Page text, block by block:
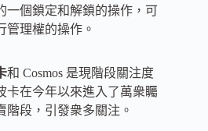
一個鎖定和解鎖的操作，可
管理權的操作。
和 Cosmos 是現階段關注度
卡在今年以來進入了萬衆矚
階段，引發衆多關注。